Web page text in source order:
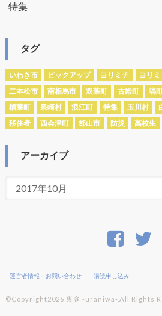
特集
タグ
いわき市 ピックアップ ヨリミチ ヨリ
二本松市
南相馬市 双葉町 古殿町 塙
楢葉町
泉崎村 浪江町 特集 玉川村
移住者
西会津町 郡山市 防災 高校生
アーカイブ
運営者情報・お問い合わせ 購読申し込み
©Copyright2026 裏庭 -uraniwa- .All Rights